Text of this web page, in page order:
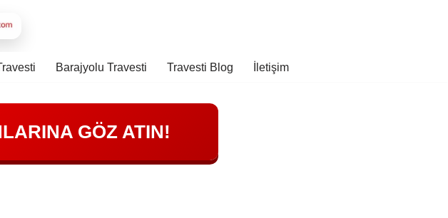
Barajyolu Travesti Travesti Blog İletişim
GÖZ ATIN!